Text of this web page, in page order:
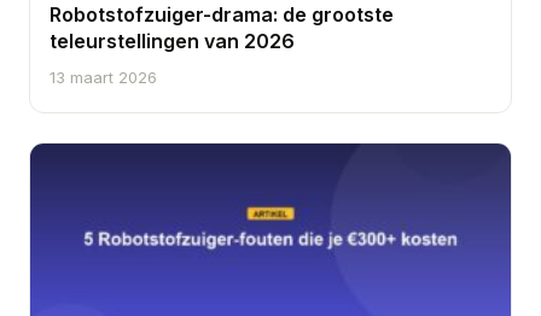
Robotstofzuiger-drama: de grootste
teleurstellingen van 2026
13 maart 2026